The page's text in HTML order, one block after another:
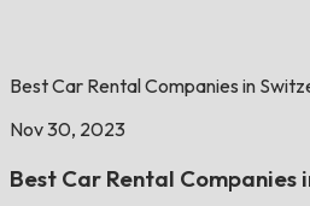
Best Car Rental Companies in
Nov 30, 2023
Best Car Rental Companies